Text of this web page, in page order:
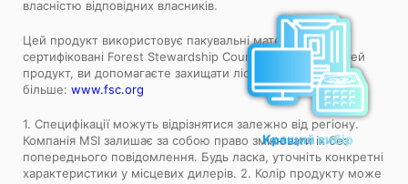
Кращий вибір
власністю відповідних власників.
Цей продукт використовує пакувальні матеріали,
сертифіковані Forest Stewardship Council™. Обираючи цей
продукт, ви допомагаєте захищати ліси світу. Дізнайтеся
більше: www.fsc.org
1. Специфікації можуть відрізнятися залежно від регіону.
Компанія MSI залишає за собою право змінювати іх без
попереднього повідомлення. Будь ласка, уточніть конкретні
характеристики у місцевих дилерів. 2. Колір продукту може